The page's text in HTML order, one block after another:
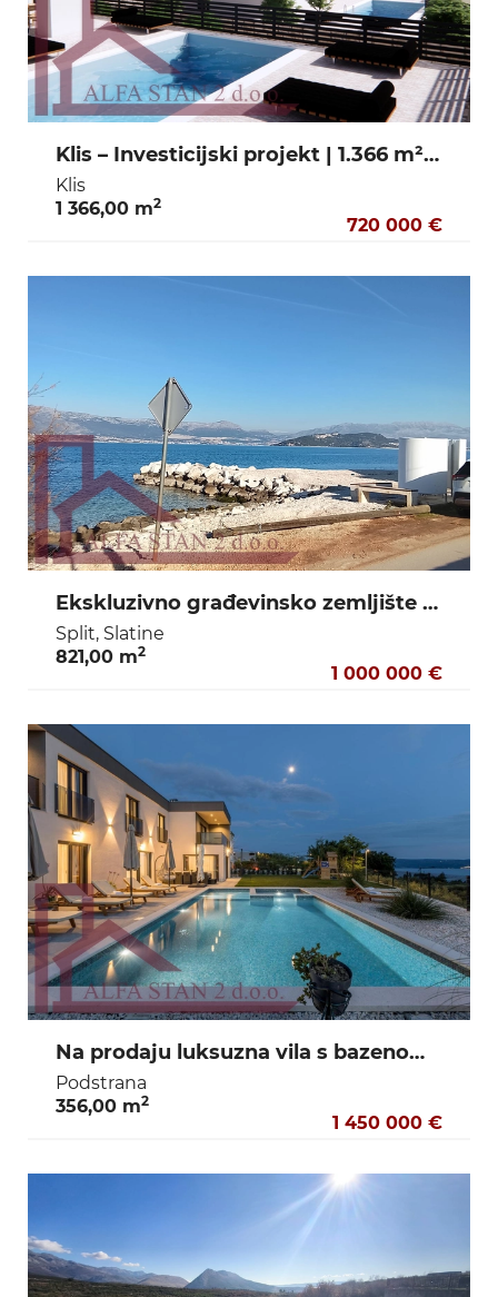
Klis – Investicijski projekt | 1.366 m² zemljišta s dvije građevinske dozvole za luksuzne vile - 720.000 €
Klis
1 366,00 m2
720 000 €
Ekskluzivno građevinsko zemljište u prvom redu do mora – Slatine, Čiovo
Split, Slatine
821,00 m2
1 000 000 €
Na prodaju luksuzna vila s bazenom i pogledom na more – Podstrana, Split
Podstrana
356,00 m2
1 450 000 €